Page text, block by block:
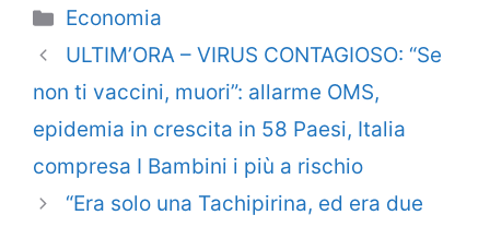
Categorie
Economia
ULTIM’ORA – VIRUS CONTAGIOSO: “Se
non ti vaccini, muori”: allarme OMS,
epidemia in crescita in 58 Paesi, Italia
compresa I Bambini i più a rischio
“Era solo una Tachipirina, ed era due